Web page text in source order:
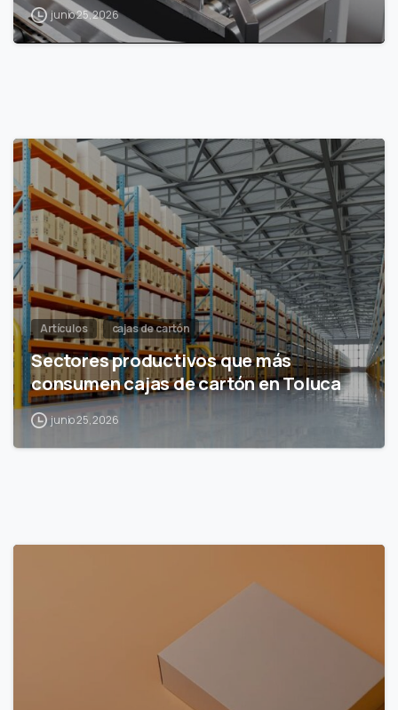
junio 25, 2026
Artículos cajas de cartón
Sectores productivos que más
consumen cajas de cartón en Toluca
junio 25, 2026